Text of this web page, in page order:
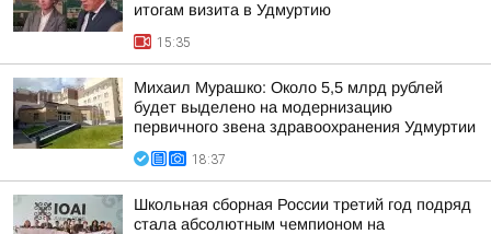
итогам визита в Удмуртию
15:35
Михаил Мурашко: Около 5,5 млрд рублей
будет выделено на модернизацию
первичного звена здравоохранения Удмуртии
18:37
Школьная сборная России третий год подряд
стала абсолютным чемпионом на